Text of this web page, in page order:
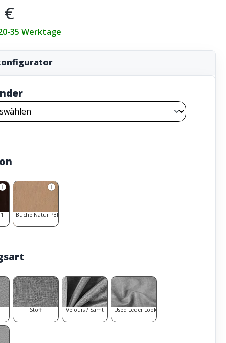
€
35 Werktage
Buche Natur PBN1
Stoff Velours / Samt Used Leder Look